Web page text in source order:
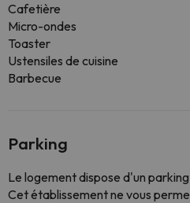
Cafetière
Micro-ondes
Toaster
Ustensiles de cuisine
Barbecue
Parking
Le logement dispose d'un
Cet établissement ne vous